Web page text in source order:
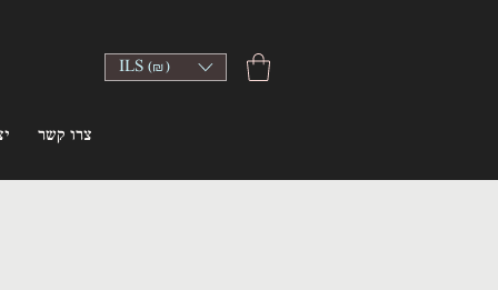
ILS (₪)
צרו קשר